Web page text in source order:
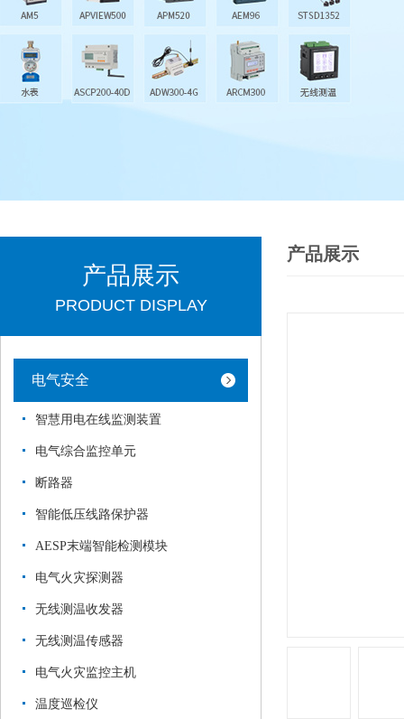
产品展示
PRODUCT DISPLAY
电气安全
智慧用电在线监测装置
电气综合监控单元
断路器
智能低压线路保护器
AESP末端智能检测模块
电气火灾探测器
无线测温收发器
无线测温传感器
电气火灾监控主机
温度巡检仪
产品展示